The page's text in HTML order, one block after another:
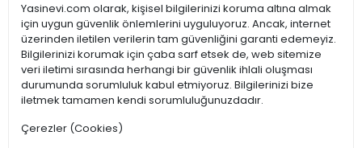
Yasinevi.com olarak, kişisel bilgilerinizi koruma altına almak
için uygun güvenlik önlemlerini uyguluyoruz. Ancak, internet
üzerinden iletilen verilerin tam güvenliğini garanti edemeyiz.
Bilgilerinizi korumak için çaba sarf etsek de, web sitemize
veri iletimi sırasında herhangi bir güvenlik ihlali oluşması
durumunda sorumluluk kabul etmiyoruz. Bilgilerinizi bize
iletmek tamamen kendi sorumluluğunuzdadır.
Çerezler (Cookies)